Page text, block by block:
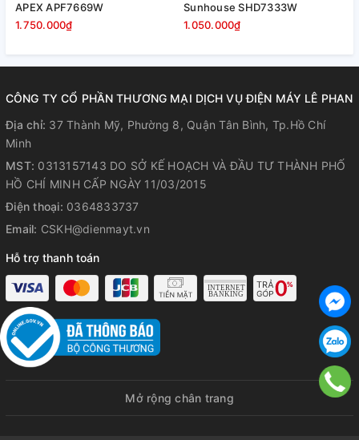
2 chế độ gió tùy chọn
đặn không luân phiên theo nhịp điệu lúc mạnh, lúc yếu.
- Chế độ gió tự nhiên: Luồng gió thổi từ cánh quạt sẽ luân
phiên theo nhịp điệu, lúc mạnh lúc yếu, mang lại làn gió mát
một cách dễ chịu nhất cho không gian phòng.
Quạt có thêm remote điều khiển từ
APEX APF7669W
1.750.000₫
Sunhouse SHD7333W
1.050.000₫
CÔNG TY CỔ PHẦN THƯƠNG MẠI DỊCH VỤ ĐIỆN MÁY LÊ PHAN
Địa chỉ: 37 Thành Mỹ, Phường 8, Quận Tân Bình, Tp.Hồ Chí
Minh
MST: 0313157143 DO SỞ KẾ HOẠCH VÀ ĐẦU TƯ THÀNH PHỐ
HỒ CHÍ MINH CẤP NGÀY 11/03/2015
Điện thoại: 0364833737
Email: CSKH@dienmayt.vn
Hỗ trợ thanh toán
Mở rộng chân trang